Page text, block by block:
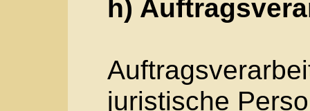
den Personen, die